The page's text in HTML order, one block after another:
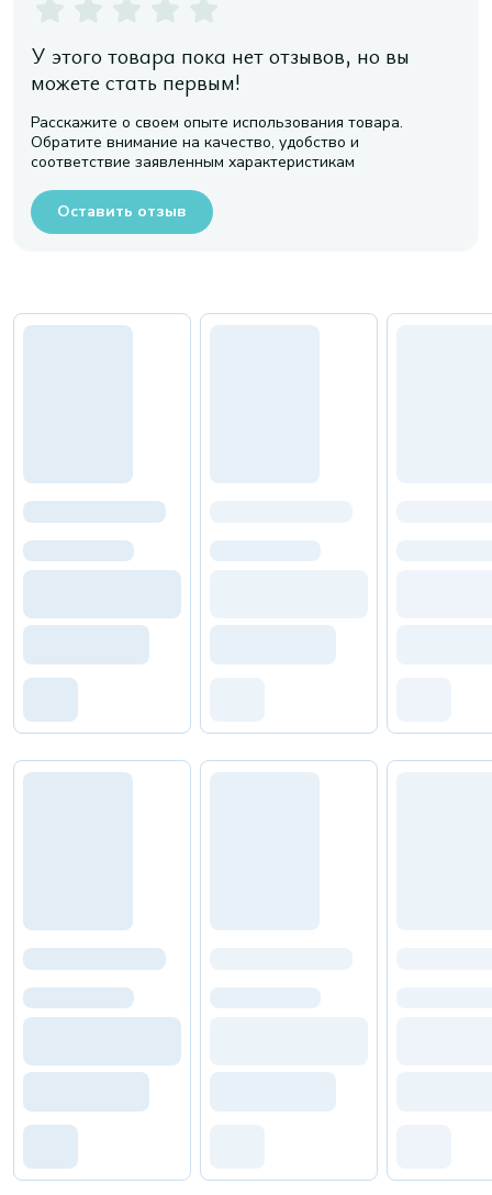
У этого товара пока нет отзывов, но вы
можете стать первым!
Расскажите о своем опыте использования товара.
Обратите внимание на качество, удобство и
соответствие заявленным характеристикам
Оставить отзыв